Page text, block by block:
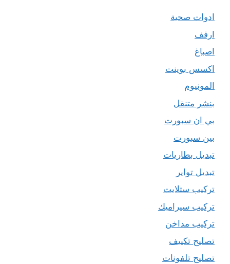
ادوات صحية
ارفف
اصباغ
اكسس بوينت
المونيوم
بنشر متنقل
بي ان سبورت
بين سبورت
تبديل بطاريات
تبديل تواير
تركيب ستلايت
تركيب سيراميك
تركيب مداخن
تصليح تكييف
تصليح تلفونات